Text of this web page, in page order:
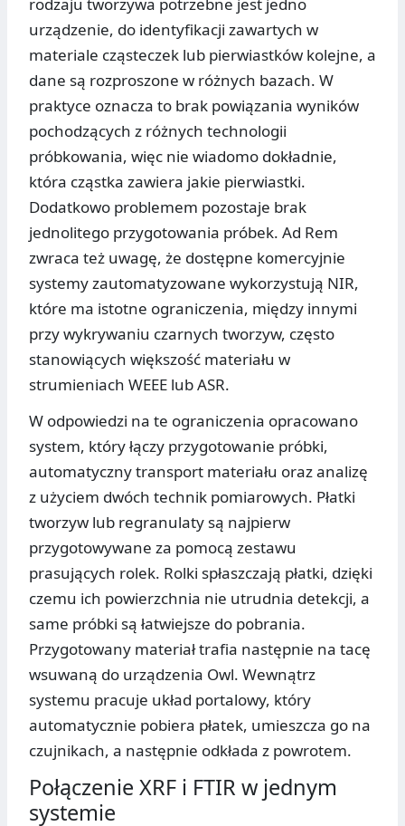
rodzaju tworzywa potrzebne jest jedno
urządzenie, do identyfikacji zawartych w
materiale cząsteczek lub pierwiastków kolejne, a
dane są rozproszone w różnych bazach. W
praktyce oznacza to brak powiązania wyników
pochodzących z różnych technologii
próbkowania, więc nie wiadomo dokładnie,
która cząstka zawiera jakie pierwiastki.
Dodatkowo problemem pozostaje brak
jednolitego przygotowania próbek. Ad Rem
zwraca też uwagę, że dostępne komercyjnie
systemy zautomatyzowane wykorzystują NIR,
które ma istotne ograniczenia, między innymi
przy wykrywaniu czarnych tworzyw, często
stanowiących większość materiału w
strumieniach WEEE lub ASR.
W odpowiedzi na te ograniczenia opracowano
system, który łączy przygotowanie próbki,
automatyczny transport materiału oraz analizę
z użyciem dwóch technik pomiarowych. Płatki
tworzyw lub regranulaty są najpierw
przygotowywane za pomocą zestawu
prasujących rolek. Rolki spłaszczają płatki, dzięki
czemu ich powierzchnia nie utrudnia detekcji, a
same próbki są łatwiejsze do pobrania.
Przygotowany materiał trafia następnie na tacę
wsuwaną do urządzenia Owl. Wewnątrz
systemu pracuje układ portalowy, który
automatycznie pobiera płatek, umieszcza go na
czujnikach, a następnie odkłada z powrotem.
Połączenie XRF i FTIR w jednym
systemie